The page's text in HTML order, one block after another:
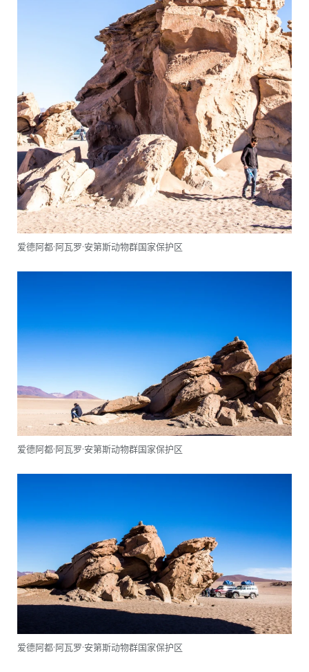
爱德阿都·阿瓦罗·安第斯动物群国家保护区
爱德阿都·阿瓦罗·安第斯动物群国家保护区
爱德阿都·阿瓦罗·安第斯动物群国家保护区